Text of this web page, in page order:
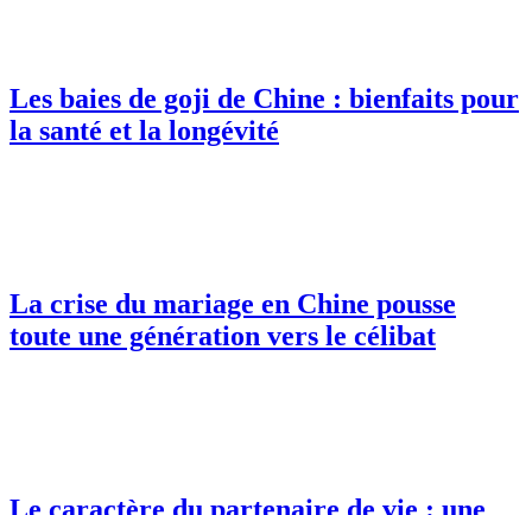
Les baies de goji de Chine : bienfaits pour
la santé et la longévité
La crise du mariage en Chine pousse
toute une génération vers le célibat